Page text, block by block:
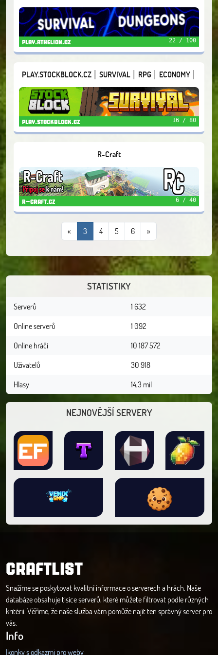
play.athelion.cz 22 / 100
PLAY.STOCKBLOCK.CZ │ SURVIVAL │ RPG │ ECONOMY │
VERZE 1.21.11
play.stockblock.cz 16 / 80
R-Craft
r-craft.cz 6 / 40
« 3 4 5 6 »
STATISTIKY
Serverů
1 632
Online serverů
1 092
Online hráči
10 187 572
Uživatelů
30 918
Hlasy
14,3 mil
NEJNOVĚJŠÍ SERVERY
CRAFTLIST
Snažíme se poskytovat kvalitní informace o serverech a hrách. Naše
databáze obsahuje tisíce serverů, které můžete filtrovat podle různých
kritérií. Věříme, že naše služba vám pomůže najít ten správný server pro
vás.
Info
Ikonky s odkazmi pro weby